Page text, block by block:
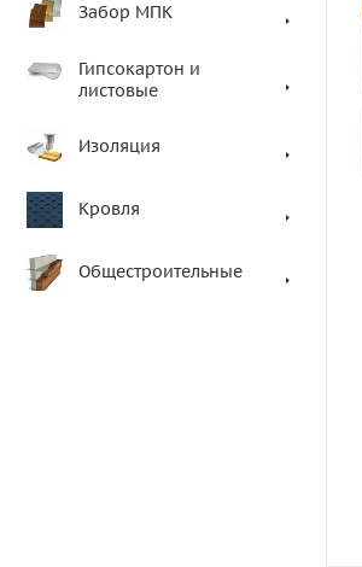
Забор МПК
Гипсокартон и
листовые
Изоляция
Кровля
Общестроительные